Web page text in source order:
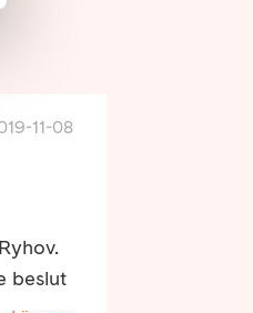
11-08
beslut